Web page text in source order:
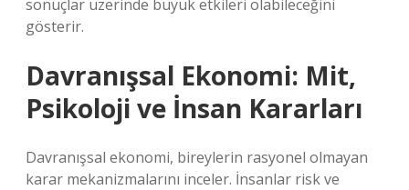
sonuçlar üzerinde büyük etkileri olabileceğini
gösterir.
Davranışsal Ekonomi: Mit,
Psikoloji ve İnsan Kararları
Davranışsal ekonomi, bireylerin rasyonel olmayan
karar mekanizmalarını inceler. İnsanlar risk ve